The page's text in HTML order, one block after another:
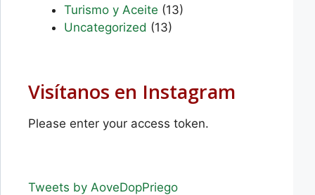
Turismo y Aceite (13)
Uncategorized (13)
Visítanos en Instagram
Please enter your access token.
Tweets by AoveDopPriego